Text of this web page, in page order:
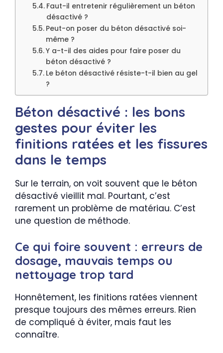
Faut-il entretenir régulièrement un béton
désactivé ?
Peut-on poser du béton désactivé soi-
même ?
Y a-t-il des aides pour faire poser du
béton désactivé ?
Le béton désactivé résiste-t-il bien au gel
?
Béton désactivé : les bons
gestes pour éviter les
finitions ratées et les fissures
dans le temps
Sur le terrain, on voit souvent que le béton
désactivé vieillit mal. Pourtant, c’est
rarement un problème de matériau. C’est
une question de méthode.
Ce qui foire souvent : erreurs de
dosage, mauvais temps ou
nettoyage trop tard
Honnêtement, les finitions ratées viennent
presque toujours des mêmes erreurs. Rien
de compliqué à éviter, mais faut les
connaître.